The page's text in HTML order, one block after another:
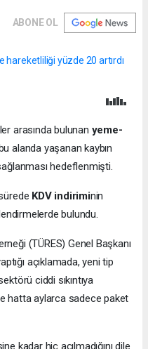
ABONE OL
arasında bulunan yeme-
alanda yaşanan kaybın
hedeflenmişti.
KDV indiriminin
bulundu.
(TÜRES) Genel Başkanı
açıklamada, yeni tip
ciddi sıkıntıya
hatta aylarca sadece paket
kadar hiç açılmadığını dile